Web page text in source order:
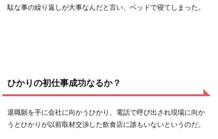
駄な事の繰り返しが大事なんだと言い、ベッドで寝てしまった。
ひかりの初仕事成功なるか？
退職願を手に会社に向かうひかり、電話で呼び出され現場に向か
うとひかりが以前取材交渉した飲食店に誰もいないというのだ。